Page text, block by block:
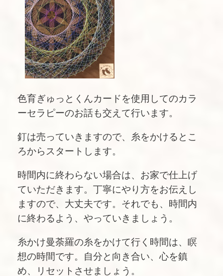
色育ぎゅっとくんカードを使用してのカラ
ーセラピーのお話も交えて行います。
釘は売っていきますので、糸をかけるとこ
ろからスタートします。
時間内に終わらない場合は、お家で仕上げ
ていただきます。丁寧にやり方をお伝えし
ますので、大丈夫です。それでも、時間内
に終わるよう、やっていきましょう。
糸かけ曼荼羅の糸をかけて行く時間は、瞑
想の時間です。自分と向き合い、心を鎮
め、リセットさせましょう。